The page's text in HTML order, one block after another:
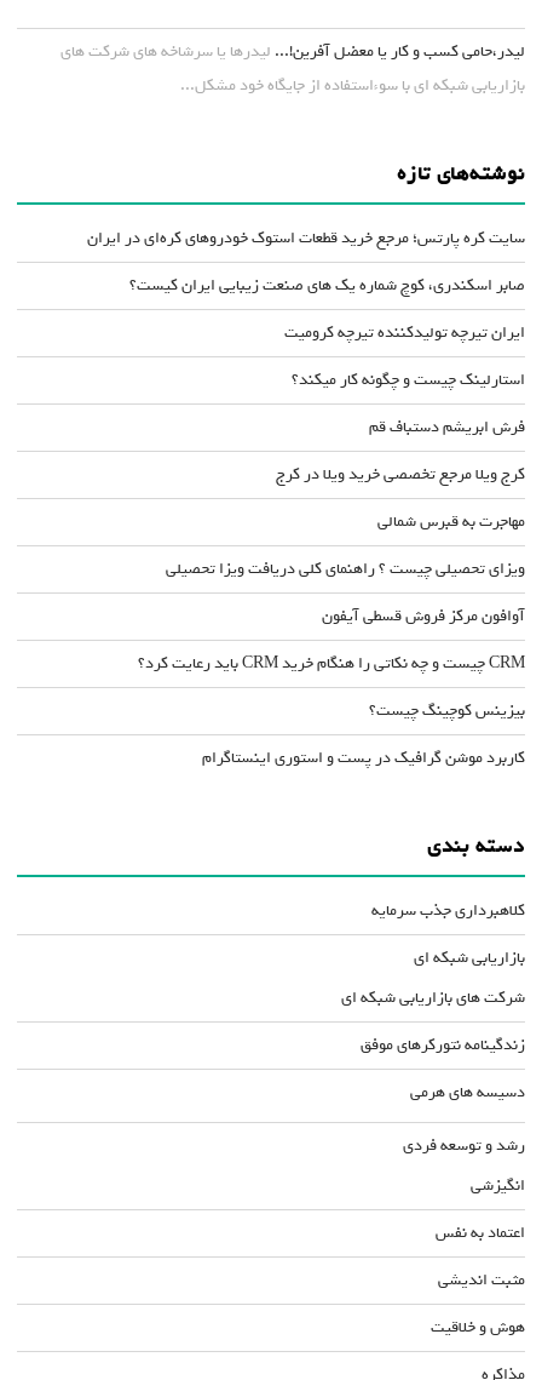
لیدر،حامی کسب و کار یا معضل آفرین!... لیدرها یا سرشاخه های شرکت های
بازاریابی شبکه ای با سوءاستفاده از جایگاه خود مشکل...
نوشته‌های تازه
سایت کره پارتس؛ مرجع خرید قطعات استوک خودروهای کره‌ای در ایران
صابر اسکندری، کوچ شماره یک های صنعت زیبایی ایران کیست؟
ایران تیرچه تولیدکننده تیرچه کرومیت
استارلینک چیست و چگونه کار میکند؟
فرش ابریشم دستباف قم
کرج ویلا مرجع تخصصی خرید ویلا در کرج
مهاجرت به قبرس شمالی
ویزای تحصیلی چیست ؟ راهنمای کلی دریافت ویزا تحصیلی
آوافون مرکز فروش قسطی آیفون
CRM چیست و چه نکاتی را هنگام خرید CRM باید رعایت کرد؟
بیزینس کوچینگ چیست؟
کاربرد موشن گرافیک در پست و استوری اینستاگرام
دسته بندی
کلاهبرداری جذب سرمایه
بازاریابی شبکه ای
شرکت های بازاریابی شبکه ای
زندگینامه نتورکرهای موفق
دسیسه های هرمی
رشد و توسعه فردی
انگیزشی
اعتماد به نفس
مثبت اندیشی
هوش و خلاقیت
مذاکره